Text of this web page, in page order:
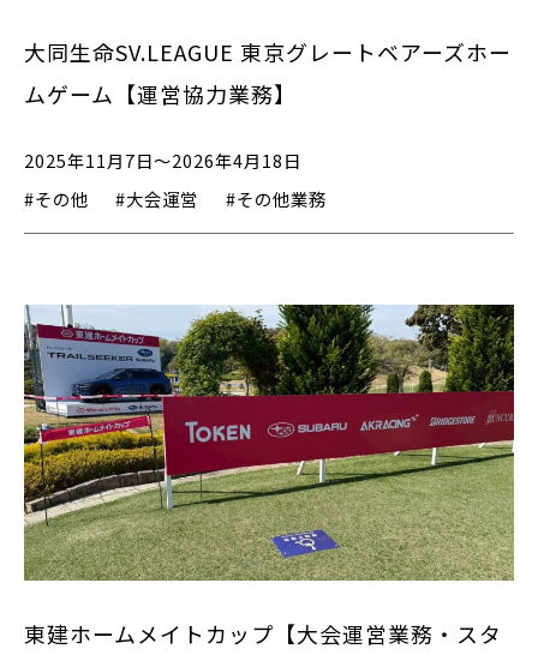
大同生命SV.LEAGUE 東京グレートベアーズホー
ムゲーム【運営協力業務】
2025年11月7日～2026年4月18日
#その他
#大会運営 #その他業務
東建ホームメイトカップ【大会運営業務・スタ